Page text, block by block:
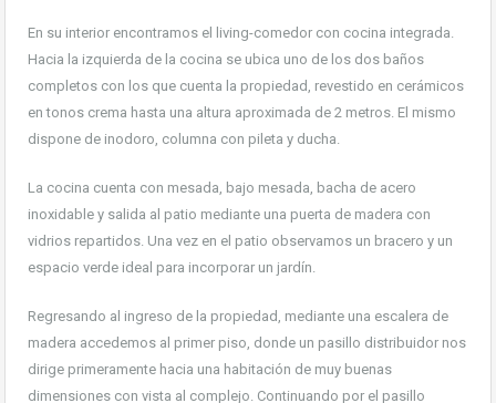
En su interior encontramos el living-comedor con cocina integrada.
Hacia la izquierda de la cocina se ubica uno de los dos baños
completos con los que cuenta la propiedad, revestido en cerámicos
en tonos crema hasta una altura aproximada de 2 metros. El mismo
dispone de inodoro, columna con pileta y ducha.
La cocina cuenta con mesada, bajo mesada, bacha de acero
inoxidable y salida al patio mediante una puerta de madera con
vidrios repartidos. Una vez en el patio observamos un bracero y un
espacio verde ideal para incorporar un jardín.
Regresando al ingreso de la propiedad, mediante una escalera de
madera accedemos al primer piso, donde un pasillo distribuidor nos
dirige primeramente hacia una habitación de muy buenas
dimensiones con vista al complejo. Continuando por el pasillo